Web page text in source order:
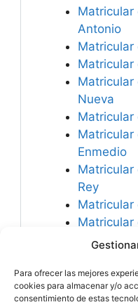
Para ofrecer las mejores
cookies para almacenar y/o
consentimiento de estas
Matricular
Antonio
Matricular
Matricular
Matricular
Nueva
Matricular
Matricular
Enmedio
Matricular
Rey
Matricular
Matricular
Matricular